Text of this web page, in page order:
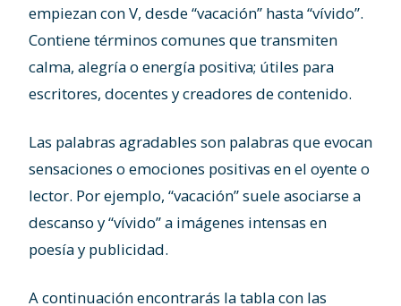
empiezan con V, desde “vacación” hasta “vívido”.
Contiene términos comunes que transmiten
calma, alegría o energía positiva; útiles para
escritores, docentes y creadores de contenido.
Las palabras agradables son palabras que evocan
sensaciones o emociones positivas en el oyente o
lector. Por ejemplo, “vacación” suele asociarse a
descanso y “vívido” a imágenes intensas en
poesía y publicidad.
A continuación encontrarás la tabla con las